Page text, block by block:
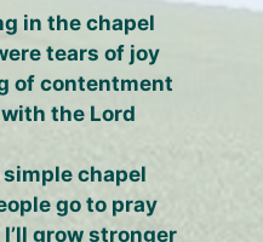
in the chapel
tears of joy
of contentment
with the Lord
chapel
go to pray
grow stronger